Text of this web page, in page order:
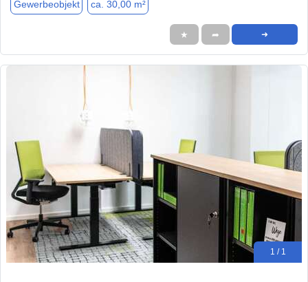
Gewerbeobjekt ca. 30,00 m²
★ ➦ ➜
1 / 1